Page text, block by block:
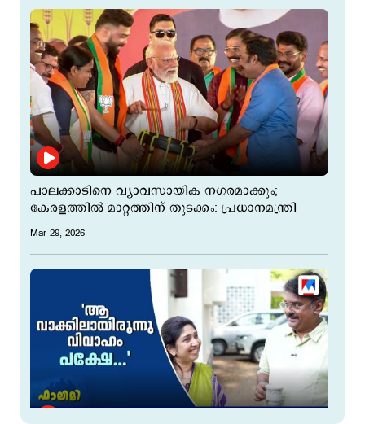
പാലക്കാടിനെ വ്യാവസായിക നഗരമാക്കും;
കേരളത്തില്‍ മാറ്റത്തിന് തുടക്കം: പ്രധാനമന്ത്രി
Mar 29, 2026